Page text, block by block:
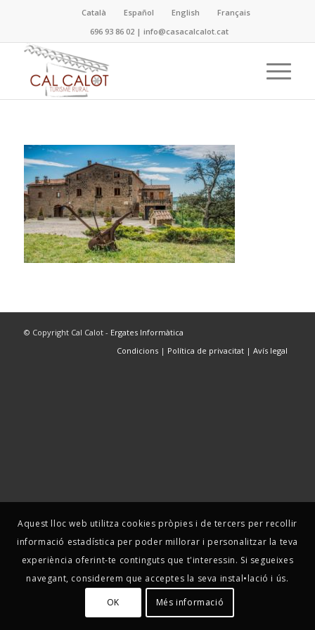
Català Español English
Français
696 93 86 02 |info@casacalcalot.cat
© Copyright Cal Calot - Ergates Informàtica
Condicions | Política de privacitat |Avís legal
Aquest lloc web utilitza cookies pròpies i de tercers per recollir
informació estadística per poder millorar i personalitzar la teva
experiència oferint-te continguts que t'interessin. Si segueixes
navegant, considerem que acceptes la seva instal•lació i ús.
OK Més informació